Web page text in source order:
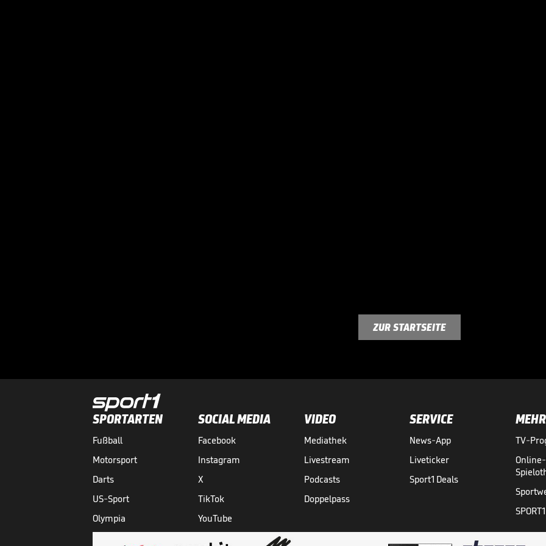
ZUR STARTSEITE
SPORTARTEN
Fußball
Motorsport
Darts
US-Sport
Olympia
SOCIAL MEDIA
Facebook
Instagram
X
TikTok
YouTube
VIDEO
Mediathek
Livestream
Podcasts
Doppelpass
SERVICE
News-App
Liveticker
Sport1 Deals
MEHR
TV-